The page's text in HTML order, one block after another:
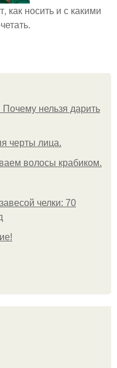
как носить и с какими
Почему нельзя дарить
черты лица.
волосы крабиком.
челки: 70